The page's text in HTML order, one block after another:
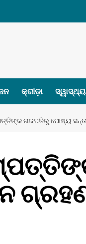
କ୍ରୀଡ଼ା ସ୍ୱାସ୍ଥ୍ୟ
ଗଜପତିରୁ ପୋଷ୍ୟ